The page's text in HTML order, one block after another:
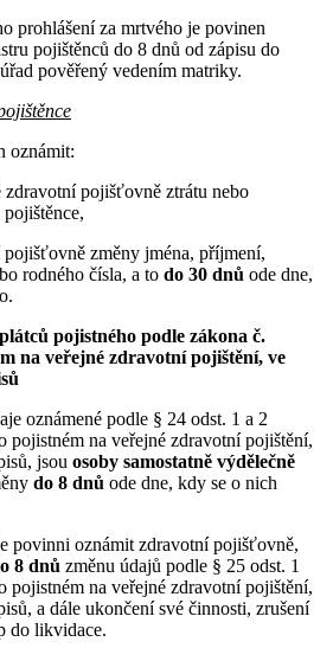
prohlášení za mrtvého je povinen
pojištěnců do 8 dnů od zápisu do
pověřený vedením matriky.
oznámit:
zdravotní pojišťovně ztrátu nebo
změny jména, příjmení,
rodného čísla, a to do 30 dnů ode dne,
pojistného podle zákona č.
na veřejné zdravotní pojištění, ve
oznámené podle § 24 odst. 1 a 2
pojistném na veřejné zdravotní pojištění,
jsou osoby samostatně výdělečně
do 8 dnů ode dne, kdy se o nich
povinni oznámit zdravotní pojišťovně,
8 dnů změnu údajů podle § 25 odst. 1
pojistném na veřejné zdravotní pojištění,
a dále ukončení své činnosti, zrušení
do likvidace.